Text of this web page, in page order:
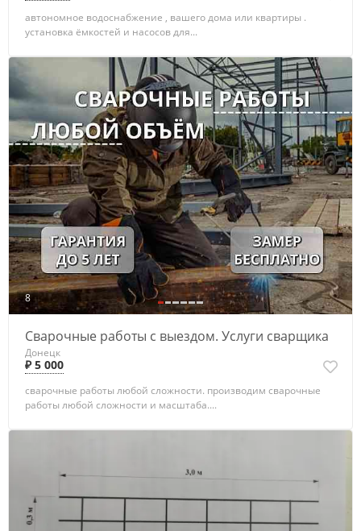
автономное водоснабжение , вашего дома или квартиры .
установка ёмкостей и насосов для...
8
Сварочные работы с выездом. Услуги сварщика
Донецк
₽ 5 000
сварочные работы любой сложности. производим сварочные
работы любой сложности и масштаба....